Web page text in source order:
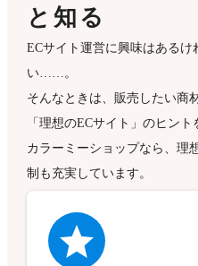
と知る
ECサイト運営に興味はある
い……。
そんなときは、販売したい商
「理想のECサイト」のヒント
カラーミーショップなら、理
制も充実しています。